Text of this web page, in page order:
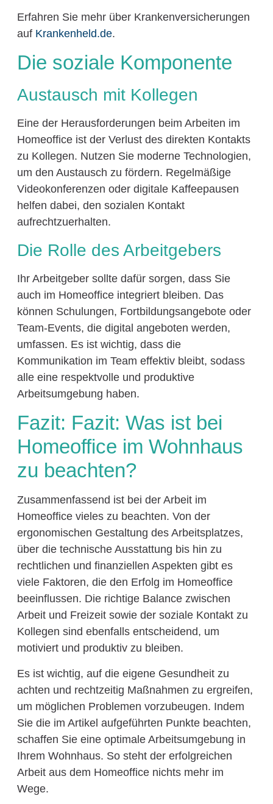
Erfahren Sie mehr über Krankenversicherungen
auf Krankenheld.de.
Die soziale Komponente
Austausch mit Kollegen
Eine der Herausforderungen beim Arbeiten im
Homeoffice ist der Verlust des direkten Kontakts
zu Kollegen. Nutzen Sie moderne Technologien,
um den Austausch zu fördern. Regelmäßige
Videokonferenzen oder digitale Kaffeepausen
helfen dabei, den sozialen Kontakt
aufrechtzuerhalten.
Die Rolle des Arbeitgebers
Ihr Arbeitgeber sollte dafür sorgen, dass Sie
auch im Homeoffice integriert bleiben. Das
können Schulungen, Fortbildungsangebote oder
Team-Events, die digital angeboten werden,
umfassen. Es ist wichtig, dass die
Kommunikation im Team effektiv bleibt, sodass
alle eine respektvolle und produktive
Arbeitsumgebung haben.
Fazit: Fazit: Was ist bei
Homeoffice im Wohnhaus
zu beachten?
Zusammenfassend ist bei der Arbeit im
Homeoffice vieles zu beachten. Von der
ergonomischen Gestaltung des Arbeitsplatzes,
über die technische Ausstattung bis hin zu
rechtlichen und finanziellen Aspekten gibt es
viele Faktoren, die den Erfolg im Homeoffice
beeinflussen. Die richtige Balance zwischen
Arbeit und Freizeit sowie der soziale Kontakt zu
Kollegen sind ebenfalls entscheidend, um
motiviert und produktiv zu bleiben.
Es ist wichtig, auf die eigene Gesundheit zu
achten und rechtzeitig Maßnahmen zu ergreifen,
um möglichen Problemen vorzubeugen. Indem
Sie die im Artikel aufgeführten Punkte beachten,
schaffen Sie eine optimale Arbeitsumgebung in
Ihrem Wohnhaus. So steht der erfolgreichen
Arbeit aus dem Homeoffice nichts mehr im
Wege.